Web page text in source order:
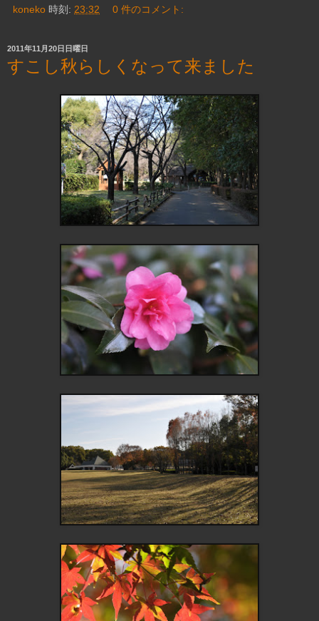
koneko 時刻: 23:32 0 件のコメント:
2011年11月20日日曜日
すこし秋らしくなって来ました